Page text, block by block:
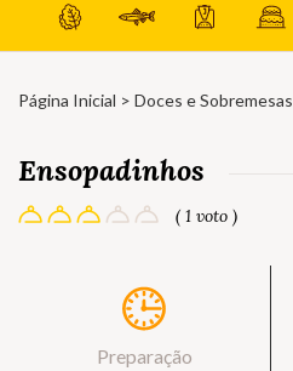
Página Inicial > Doces e Sobremesas
Ensopadinhos
( 1 voto )
Preparação